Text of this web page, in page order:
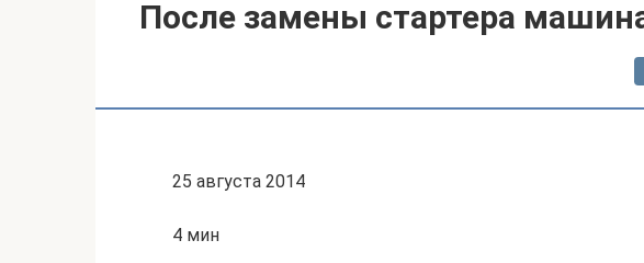
После замены стартера
25 августа 2014
4 мин